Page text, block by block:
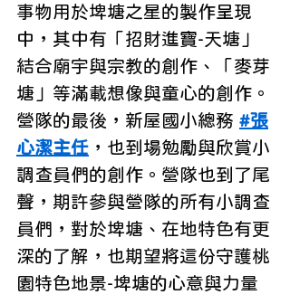
事物用於埤塘之星的製作呈現
中，其中有「招財進寶-天塘」
結合廟宇與宗教的創作、「麥芽
塘」等滿載想像與童心的創作。
營隊的最後，新屋國小總務 #張
心潔主任 ，也到場勉勵與欣賞小
調查員們的創作。營隊也到了尾
聲，期許參與營隊的所有小調查
員們，對於埤塘、在地特色有更
深的了解，也期望將這份守護桃
園特色地景-埤塘的心意與力量